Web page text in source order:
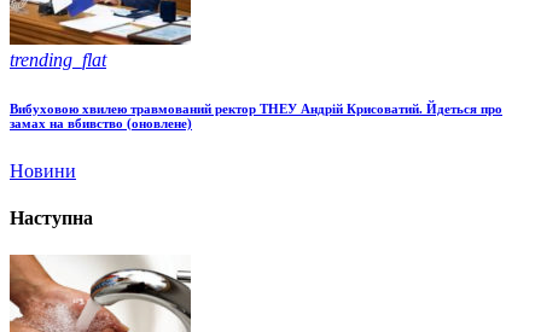
trending_flat
Вибуховою хвилею травмований ректор ТНЕУ Андрій Крисоватий. Йдеться про
замах на вбивство (оновлене)
Новини
Наступна